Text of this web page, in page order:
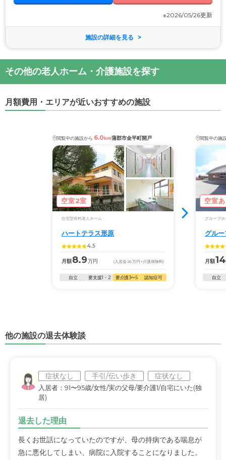
JR東海道線「幸田駅」から徒歩13分。ご家族様が立ち寄りやすい立地
※2026/05/26更新
施設の詳細を見る
その他の老人ホーム・介護施設を探す
月額費用・エリアが近いおすすめの施設
閲覧中の施設から 6.0km蒲郡市金平町開戸
空室2室
住宅型有料老人ホーム
ハートテラス形原
4.5
月額8.9万円 (入居金26万円 +介護保険料)
自立 要支援1・2 要介護3〜5 認知症可
閲覧中の施
空室
グループホ
グル
月額
自立
他の施設の退去体験談
症状なし 手引/伝い歩き 症状なし
入居者：91〜95歳/女性/実の父母/要介護1/自宅にいた(独
居)
退去した理由
長くお世話になっていたのですが、母の持病である喘息が
急に悪化してしまい、病院に入院することになりました。